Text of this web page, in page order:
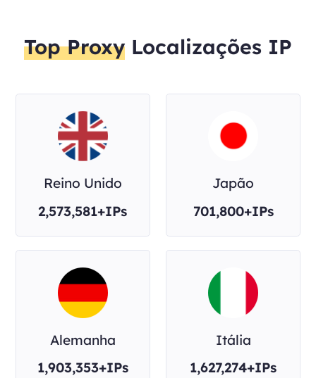
Top Proxy Localizações IP
Reino Unido
2,573,581+IPs
Japão
701,800+IPs
Alemanha
1,903,353+IPs
Itália
1,627,274+IPs